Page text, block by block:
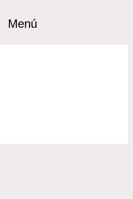
Menú